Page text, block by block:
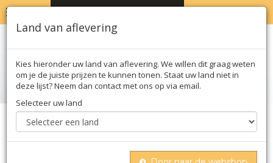
Home Moleculair
Sosa kleurstof blauw, poeder, in water oplosbaar
Land van aflevering
Kies hieronder uw land van aflevering. We willen dit graag weten
om je de juiste prijzen te kunnen tonen. Staat uw land niet in
deze lijst? Neem dan contact met ons op via email.
Selecteer uw land